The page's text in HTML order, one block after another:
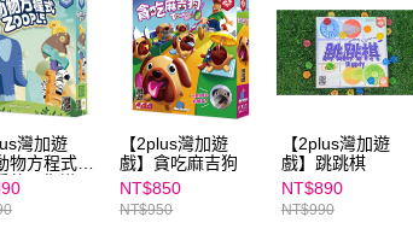
任。
４．使用「AFTEE先享後付」時，將依據個
即時審查核予不同之上限額度；若仍有額度
結果請求用戶進行身份認證。
５．嚴禁一人註冊多個帳號或使用他人資訊
形，恩沛科技股份有限公司將有權停止該用
動。
灣加遊
物方程式｜
的平衡遊
場奇形怪狀
樂大挑戰！
【2plus灣加遊
戲】貪吃麻吉狗
NT$850
NT$950
【2plus灣加遊
戲】跳跳棋
NT$890
NT$990